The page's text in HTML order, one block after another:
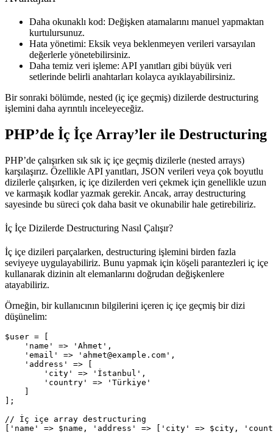
Daha okunaklı kod: Değişken atamalarını manuel yapmaktan
kurtulursunuz.
Hata yönetimi: Eksik veya beklenmeyen verileri varsayılan
değerlerle yönetebilirsiniz.
Daha temiz veri işleme: API yanıtları gibi büyük veri
setlerinde belirli anahtarları kolayca ayıklayabilirsiniz.
Bir sonraki bölümde, nested (iç içe geçmiş) dizilerde destructuring
işlemini daha ayrıntılı inceleyeceğiz.
PHP’de İç İçe Array’ler ile Destructuring
PHP’de çalışırken sık sık iç içe geçmiş dizilerle (nested arrays)
karşılaşırız. Özellikle API yanıtları, JSON verileri veya çok boyutlu
dizilerle çalışırken, iç içe dizilerden veri çekmek için genellikle uzun
ve karmaşık kodlar yazmak gerekir. Ancak, array destructuring
sayesinde bu süreci çok daha basit ve okunabilir hale getirebiliriz.
İç İçe Dizilerde Destructuring Nasıl Çalışır?
İç içe dizileri parçalarken, destructuring işlemini birden fazla
seviyeye uygulayabiliriz. Bunu yapmak için köşeli parantezleri iç içe
kullanarak dizinin alt elemanlarını doğrudan değişkenlere
atayabiliriz.
Örneğin, bir kullanıcının bilgilerini içeren iç içe geçmiş bir dizi
düşünelim:
$user = [
    'name' => 'Ahmet',
    'email' => 'ahmet@example.com',
    'address' => [
        'city' => 'İstanbul',
        'country' => 'Türkiye'
];
// İç içe array destructuring
['name' => $name, 'address' => ['city' => $city,